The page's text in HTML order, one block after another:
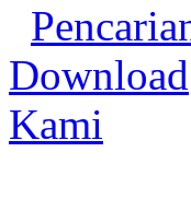
Download
Kami